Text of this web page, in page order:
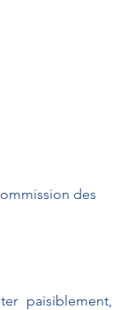
des
paisiblement,